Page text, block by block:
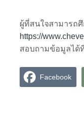
ผู้ที่สนใจสามารถศึ
https://
สอบถามข้อมูลได้ที่
Facebook